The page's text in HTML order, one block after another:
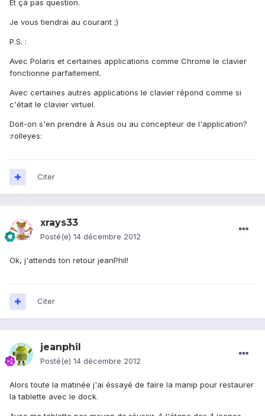
Et çà pas question.
Je vous tiendrai au courant ;)
P.S. :
Avec Polaris et certaines applications comme Chrome le clavier
fonctionne parfaitement.
Avec certaines autres applications le clavier répond comme si
c'était le clavier virtuel.
Doit-on s'en prendre à Asus ou au concepteur de l'application?
:rolleyes:
Citer
xrays33
Posté(e) 14 décembre 2012
Ok, j'attends ton retour jeanPhil!
Citer
jeanphil
Posté(e) 14 décembre 2012
Alors toute la matinée j'ai éssayé de faire la manip pour restaurer
la tablette avec le dock.